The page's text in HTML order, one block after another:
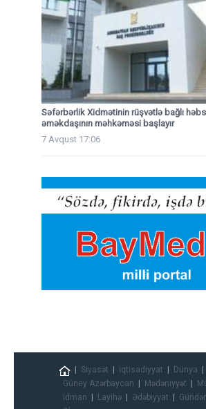
Səfərbərlik Xidmətinin rüşvətlə bağlı
əməkdaşının məhkəməsi başlayır
7 Avqust 17:06
Siyasət İqtisadiyyat Dünya
Güney Azərbaycan
Mədəniyyət
İdman
Layihə Ədəbiyyat